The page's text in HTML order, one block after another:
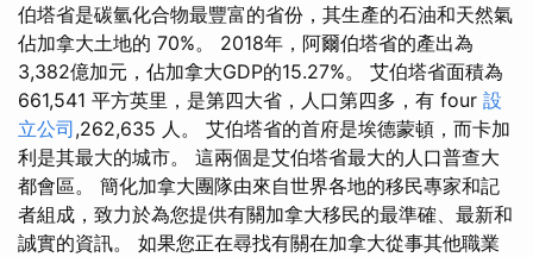
伯塔省是碳氫化合物最豐富的省份，其生產的石油和天然氣
佔加拿大土地的 70%。 2018年，阿爾伯塔省的產出為
3,382億加元，佔加拿大GDP的15.27%。 艾伯塔省面積為
661,541 平方英里，是第四大省，人口第四多，有 four 設
立公司,262,635 人。 艾伯塔省的首府是埃德蒙頓，而卡加
利是其最大的城市。 這兩個是艾伯塔省最大的人口普查大
都會區。 簡化加拿大團隊由來自世界各地的移民專家和記
者組成，致力於為您提供有關加拿大移民的最準確、最新和
誠實的資訊。 如果您正在尋找有關在加拿大從事其他職業